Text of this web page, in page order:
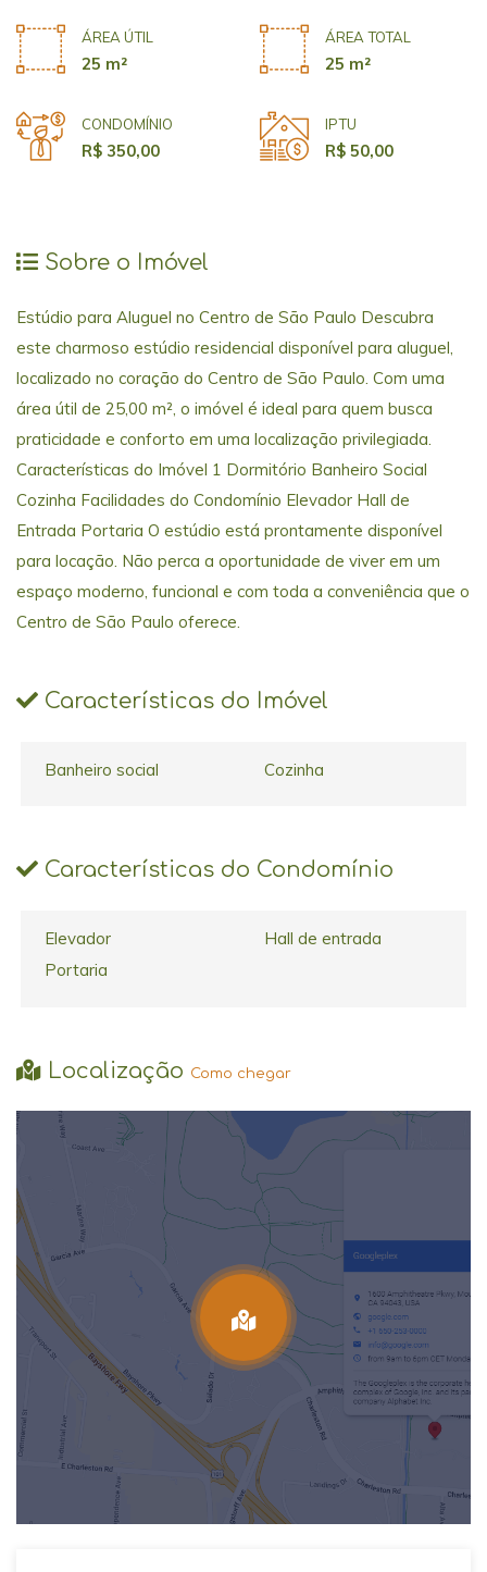
ÁREA ÚTIL
25 m²
ÁREA TOTAL
25 m²
CONDOMÍNIO
R$ 350,00
IPTU
R$ 50,00
Sobre o Imóvel
Estúdio para Aluguel no Centro de São Paulo Descubra
este charmoso estúdio residencial disponível para aluguel,
localizado no coração do Centro de São Paulo. Com uma
área útil de 25,00 m², o imóvel é ideal para quem busca
praticidade e conforto em uma localização privilegiada.
Características do Imóvel 1 Dormitório Banheiro Social
Cozinha Facilidades do Condomínio Elevador Hall de
Entrada Portaria O estúdio está prontamente disponível
para locação. Não perca a oportunidade de viver em um
espaço moderno, funcional e com toda a conveniência que o
Centro de São Paulo oferece.
Características do Imóvel
Banheiro social Cozinha
Características do Condomínio
Elevador
Hall de entrada
Portaria
Localização Como chegar